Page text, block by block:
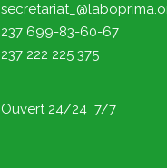
237 699-83-60-67
237 222 225 375
Ouvert 24/24 7/7